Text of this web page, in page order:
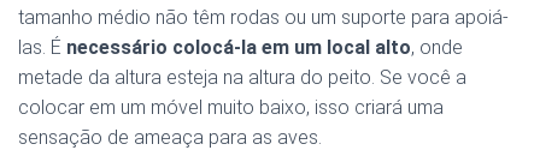
tamanho médio não têm rodas ou um suporte para apoiá-
las. É necessário colocá-la em um local alto, onde
metade da altura esteja na altura do peito. Se você a
colocar em um móvel muito baixo, isso criará uma
sensação de ameaça para as aves.